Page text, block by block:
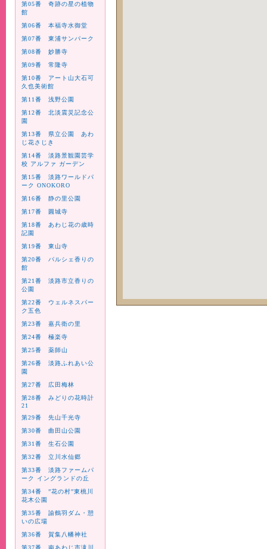
第05番 奇跡の星の植物
館
第06番 本福寺水御堂
第07番 東浦サンパーク
第08番 妙勝寺
第09番 常隆寺
第10番 アート山大石可
久也美術館
第11番 浅野公園
第12番 北淡震災記念公
園
第13番 県立公園 あわ
じ花さじき
第14番 淡路景観園芸学
校 アルファ ガーデン
第15番 淡路ワールドパ
ーク ONOKORO
第16番 静の里公園
第17番 圓城寺
第18番 あわじ花の歳時
記園
第19番 東山寺
第20番 パルシェ香りの
館
第21番 淡路市立香りの
公園
第22番 ウェルネスパー
ク五色
第23番 嘉兵衛の里
第24番 極楽寺
第25番 薬師山
第26番 淡路ふれあい公
園
第27番 広田梅林
第28番 みどりの花時計
21
第29番 先山千光寺
第30番 曲田山公園
第31番 生石公園
第32番 立川水仙郷
第33番 淡路ファームパ
ーク イングランドの丘
第34番 ”花の村”東桃川
花木公園
第35番 諭鶴羽ダム・憩
いの広場
第36番 賀集八幡神社
第37番 南あわじ市滝川